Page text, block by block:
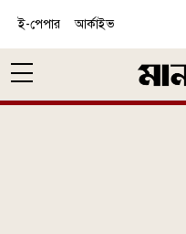
ই-পেপার আর্কাইভ